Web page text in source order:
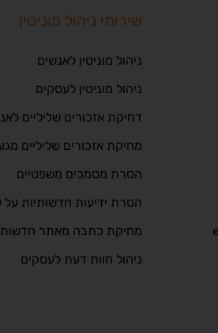
שירותי ניהול מוניטין
ניהול מוניטין לאנשים
ניהול מוניטין לעסקים
דחיקת אזכורים שליליים
מחיקת אזכורים שליליים
הסרת מסמכים משפטיים
הסרת ידיעות חדשותיות על
מחיקת כתבה מאתר חדשות
ניהול חוות דעת לעסקים